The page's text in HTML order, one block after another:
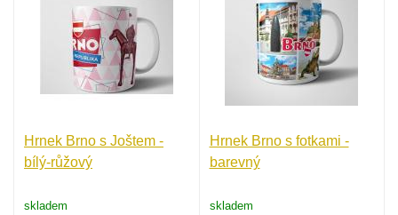
Hrnek Brno s Joštem -
bílý-růžový
skladem
Hrnek Brno s fotkami -
barevný
skladem